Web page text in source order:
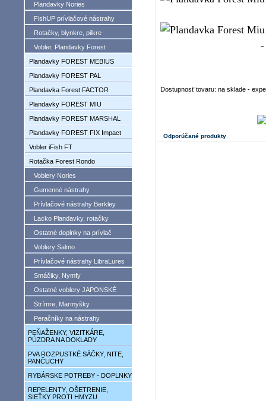
Plandavky Nories
FishUP prívlačové nástrahy
Rotačky, blynkre, pilkre
Vobler, Plandavky Forest
Plandavky FOREST MEBIUS
Plandavky FOREST PAL
Plandavka Forest FACTOR
Plandavky FOREST MIU
Plandavky FOREST MARSHAL
Plandavky FOREST FIX Impact
Vobler iFish FT
Rotačka Forest Rondo
Voblery Nories
Gumenné nástrahy
Prívlačové nástrahy Berkley
Lacko Plandavky, rotačky
Ostatné doplnky na prívlač
Voblery Salmo
Prívlačové nástrahy LibraLures
Smáčiky, Nymfy
Ostatné voblery JAPONSKÉ
Strímre, Marmyšky
Peračníky na nástrahy
PEŇAŽENKY, VIZITKÁRE,
PÚZDRA NA DOKLADY
PVA ROZPUSTKÉ SÁČKY, NITE,
PANČUCHY
RYBÁRSKE POTREBY - DOPLNKY
REPELENTY, OŠETRENIE,
SIEŤKY PROTI HMYZU
Dostupnosť tovaru: na sklade -
Odporúčané produkty